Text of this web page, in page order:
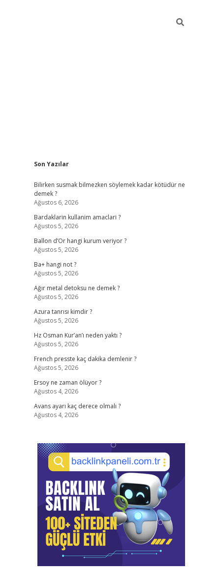
Sidebar
Son Yazılar
Bilirken susmak bilmezken söylemek kadar kötüdür ne
demek ?
Ağustos 6, 2026
Bardaklarin kullanim amaclari ?
Ağustos 5, 2026
Ballon d’Or hangi kurum veriyor ?
Ağustos 5, 2026
Ba+ hangi not ?
Ağustos 5, 2026
Ağır metal detoksu ne demek ?
Ağustos 5, 2026
Azura tanrısı kimdir ?
Ağustos 5, 2026
Hz Osman Kur’an’ı neden yaktı ?
Ağustos 5, 2026
French presste kaç dakika demlenir ?
Ağustos 5, 2026
Ersoy ne zaman ölüyor ?
Ağustos 4, 2026
Avans ayarı kaç derece olmalı ?
Ağustos 4, 2026
elexbet yeni giriş